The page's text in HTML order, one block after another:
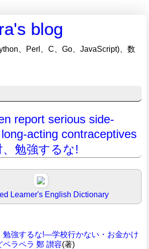
blog
、Perl、C、Go、JavaScript)、数
report serious side-
acting contraceptives
勉強するな!
Learner's English Dictionary
勉強するな!―学校行かない・お金かけ
ペラペラ 鄭 讃容(著)